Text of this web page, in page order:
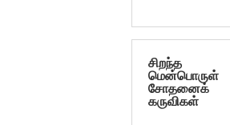
சிறந்த
மென்பொருள்
சோதனைக்
கருவிகள்